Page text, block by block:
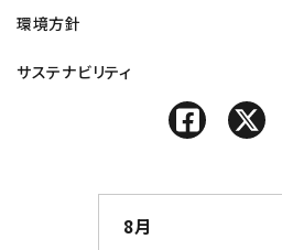
環境方針
サステナビリティ
8月